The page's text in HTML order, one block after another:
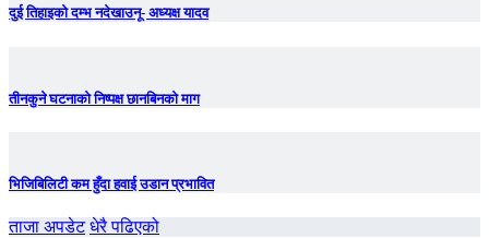
दुई तिहाइको दम्भ नदेखाउनू- अध्यक्ष यादव
तीनकुने घटनाकाे निष्पक्ष छानबिनकाे माग
भिजिबिलिटी कम हुँदा हवाई उडान प्रभावित
ताजा अपडेट धेरै पढिएको